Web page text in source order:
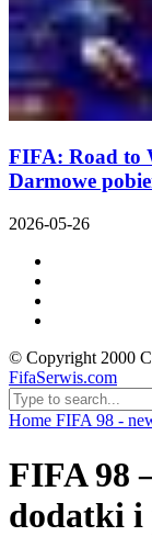
FIFA: Road to
Darmowe
2026-05-26
© Copyright 2000
FifaSerwis.com
Home FIFA 98 -
FIFA 98
dodatki i